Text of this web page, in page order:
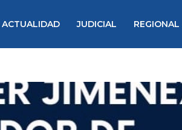
ACTUALIDAD JUDICIAL REGIONAL